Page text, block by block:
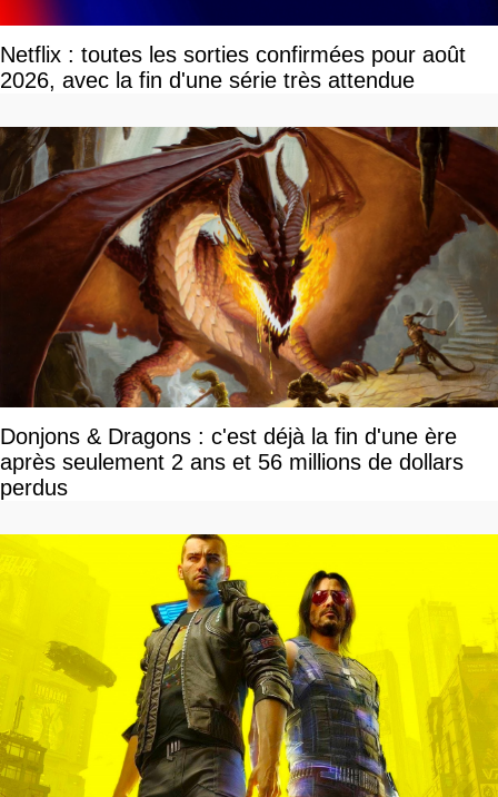
Netflix : toutes les sorties confirmées pour août
2026, avec la fin d'une série très attendue
Donjons & Dragons : c'est déjà la fin d'une ère
après seulement 2 ans et 56 millions de dollars
perdus